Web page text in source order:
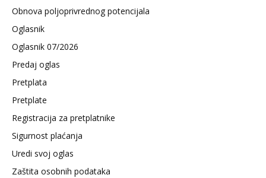
Obnova poljoprivrednog potencijala
Oglasnik
Oglasnik 07/2026
Predaj oglas
Pretplata
Pretplate
Registracija za pretplatnike
Sigurnost plaćanja
Uredi svoj oglas
Zaštita osobnih podataka